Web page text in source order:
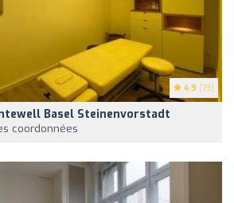
4.9 (73)
Basel Steinenvorstadt
coordonnées